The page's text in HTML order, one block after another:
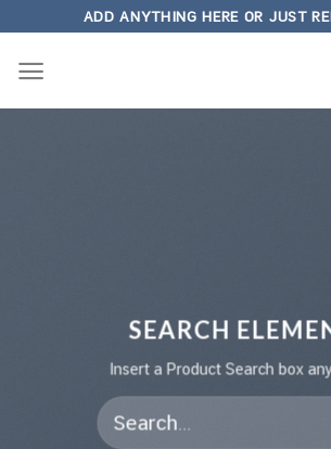
content
ADD ANYTHING HERE OR JUST
SEARCH
Insert a Product Search box